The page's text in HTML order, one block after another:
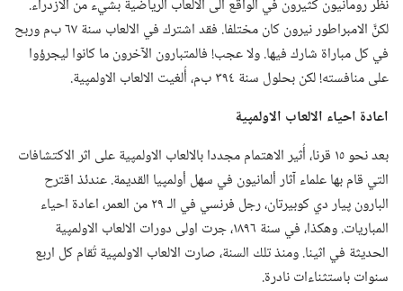
نظر رومانيون كثيرون في الواقع الى الالعاب الرياضية بشيء من الازدراء.‏
لكنَّ الامبراطور نيرون كان مختلفا.‏ فقد اشترك في الالعاب سنة ٦٧ ب‌م وربح
في كل مباراة شارك فيها.‏ ولا عجب!‏ فالمتبارون الآخرون ما كانوا ليجرؤوا
على منافسته!‏ لكن بحلول سنة ٣٩٤ ب‌م،‏ أُلغيت الالعاب الاولمپية.‏
اعادة احياء الالعاب الاولمپية
بعد نحو ١٥ قرنا،‏ أُثير الاهتمام مجددا بالالعاب الاولمپية على اثر الاكتشافات
التي قام بها علماء آثار ألمانيون في سهل أولمپيا القديمة.‏ عندئذ اقترح
البارون پيار دي كوبيرتان،‏ رجل فرنسي في الـ‍ ٢٩ من العمر،‏ اعادة احياء
المباريات.‏ وهكذا،‏ في سنة ١٨٩٦،‏ جرت اولى دورات الالعاب الاولمپية
الحديثة في اثينا.‏ ومنذ تلك السنة،‏ صارت الالعاب الاولمپية تُقام كل اربع
سنوات باستثناءات نادرة.‏